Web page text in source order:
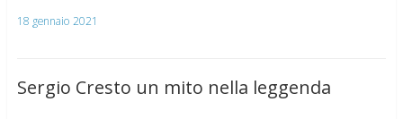
18 gennaio 2021
Sergio Cresto un mito nella leggenda